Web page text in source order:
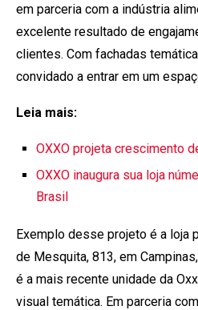
em parceria com a indústria
excelente resultado de
clientes. Com fachadas
convidado a entrar em um
Leia mais:
OXXO projeta crescimento
OXXO inaugura sua loja
Brasil
Exemplo desse projeto é a loja
de Mesquita, 813, em
é a mais recente unidade da
visual temática. Em parceria